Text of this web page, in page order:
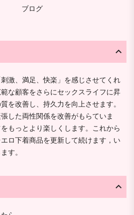
ブログ
激、満足、快楽」を感じさせてくれ
な顧客をさらにセックスライフに昇
を改善し、持久力を向上させます。
した両性関係を改善がもらていま
もっとより楽しくします。これから
ロ下着商品を更新して続けます，い
す。